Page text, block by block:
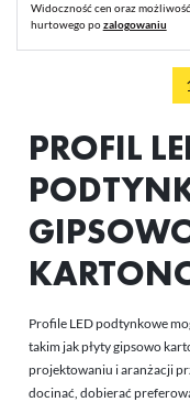
Widoczność cen oraz
hurtowego pozalogowaniu
PROFIL
Profile LED podtynkowe
takim jak płyty gipsowo
projektowaniu i aranżacji
docinać, dobierać